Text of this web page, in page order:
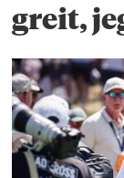
greit,